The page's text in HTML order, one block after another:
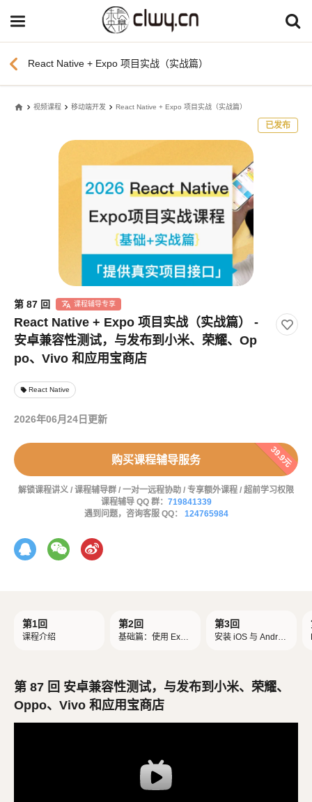
chevron_left React Native + Expo 项目实战（实战篇）
home 视频课程 移动端开发 React Native + Expo 项目实战（实战篇）
已发布
第 87 回 课程辅导专享
React Native + Expo 项目实战（实战篇） -
安卓兼容性测试，与发布到小米、荣耀、Op
po、Vivo 和应用宝商店
local_offer React Native
2026年06月24日更新
购买课程辅导服务 39.9元
解锁课程讲义 / 课程辅导群 / 一对一远程协助 / 专享额外课程 / 超前学习权限
课程辅导 QQ 群： 719841339
遇到问题，咨询客服 QQ： 124765984
第1回
课程介绍
第2回
基础篇：使用 Expo
第3回
安装 iOS 与 Androi
第 87 回 安卓兼容性测试，与发布到小米、荣耀、
Oppo、Vivo 和应用宝商店